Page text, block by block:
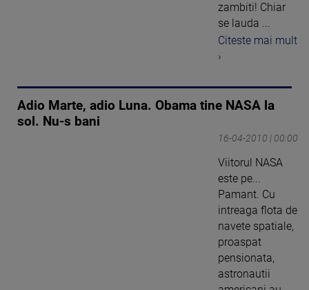
zambiti! Chiar
se lauda ...
Citeste mai mult
›
Adio Marte, adio Luna. Obama tine NASA la
sol. Nu-s bani
16-04-2010 | 00:00
Viitorul NASA
este pe...
Pamant. Cu
intreaga flota de
navete spatiale,
proaspat
pensionata,
astronautii